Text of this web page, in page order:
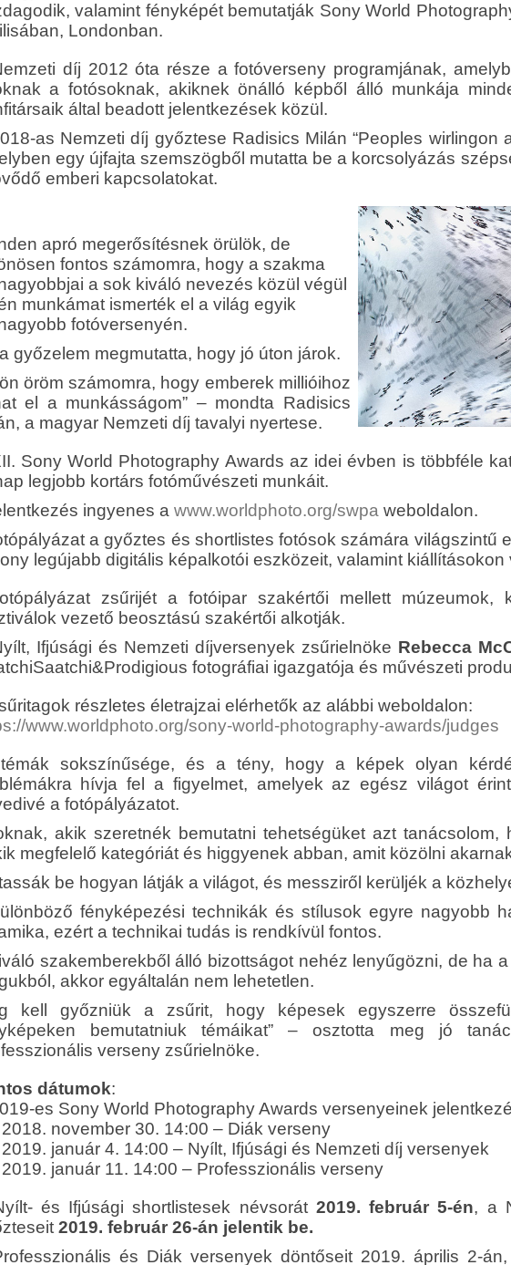
valamint fényképét bemutatják Sony World
Londonban.
díj 2012 óta része a fotóverseny programjának,
a fotósoknak, akiknek önálló képből álló munkája
által beadott jelentkezések közül.
as Nemzeti díj győztese Radisics Milán “Peoples wirlingon
egy újfajta szemszögből mutatta be a korcsolyázás
emberi kapcsolatokat.
apró megerősítésnek örülök, de
fontos számomra, hogy a szakma
a sok kiváló nevezés közül végül
munkámat ismerték el a világ egyik
fotóversenyén.
győzelem megmutatta, hogy jó úton járok.
öröm számomra, hogy emberek millióihoz
el a munkásságom” – mondta Radisics
a magyar Nemzeti díj tavalyi nyertese.
Sony World Photography Awards az idei évben is többféle
legjobb kortárs fotóművészeti munkáit.
ingyenes a www.worldphoto.org/swpa weboldalon.
a győztes és shortlistes fotósok számára világszintű
legújabb digitális képalkotói eszközeit, valamint kiállításokon
zsűrijét a fotóipar szakértői mellett múzeumok,
vezető beosztású szakértői alkotják.
Ifjúsági és Nemzeti díjversenyek zsűrielnöke Rebecca
fotográfiai igazgatója és művészeti
részletes életrajzai elérhetők az alábbi weboldalon:
www.worldphoto.org/sony-world-photography-awards/judges
sokszínűsége, és a tény, hogy a képek olyan
hívja fel a figyelmet, amelyek az egész világot
a fotópályázatot.
akik szeretnék bemutatni tehetségüket azt
megfelelő kategóriát és higgyenek abban, amit közölni
be hogyan látják a világot, és messziről kerüljék a
fényképezési technikák és stílusok egyre nagyobb
ezért a technikai tudás is rendkívül fontos.
szakemberekből álló bizottságot nehéz lenyűgözni, de ha
akkor egyáltalán nem lehetetlen.
kell győzniük a zsűrit, hogy képesek egyszerre
bemutatniuk témáikat” – osztotta meg jó
verseny zsűrielnöke.
dátumok:
es Sony World Photography Awards versenyeinek
november 30. 14:00 – Diák verseny
január 4. 14:00 – Nyílt, Ifjúsági és Nemzeti díj versenyek
január 11. 14:00 – Professzionális verseny
és Ifjúsági shortlistesek névsorát 2019. február 5-én, a
2019. február 26-án jelentik be.
és Diák versenyek döntőseit 2019. április 2-